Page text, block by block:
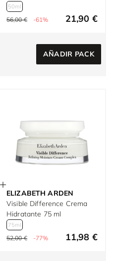
50ml
56,00 € -61% 21,90 €
AÑADIR PACK
ELIZABETH ARDEN
Visible Difference Crema
Hidratante 75 ml
75ml
52,00 € -77% 11,98 €